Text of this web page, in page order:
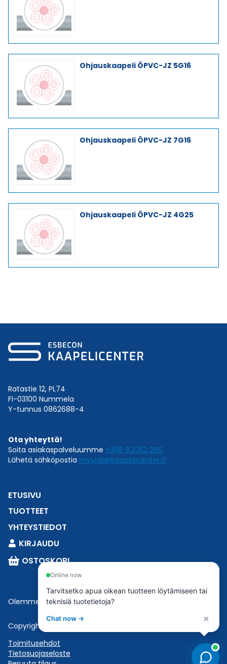
Ohjauskaapeli ÖPVC-JZ 5G16
Ohjauskaapeli ÖPVC-JZ 7G16
Ohjauskaapeli ÖPVC-JZ 4G25
Ratastie 12, PL74
FI-03100 Nummela
Y-tunnus 0862688-4
Ota yhteyttä!
Soita asiakaspalveluumme +358 9 2252 260
Lähetä sähköpostia myynti@kaapelicenter.fi
ETUSIVU
TUOTTEET
YHTEYSTIEDOT
KIRJAUDU
OSTOSKORI
Olemme osaEsbeconia.
Copyright © 2023 Esbecon | All Rights Reserved
Toimitusehdot
Tietosuojaseloste
Online now
Tarvitsetko apua oikean tuotteen löytämiseen tai
teknisiä tuotetietoja?
Chat now → ×